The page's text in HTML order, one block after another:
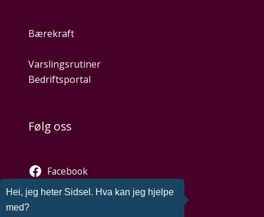
Bærekraft
Varslingsrutiner
Bedriftsportal
Følg oss
Facebook
Twitter
Instagram
Hei, jeg heter Sidsel. Hva kan jeg hjelpe
med?